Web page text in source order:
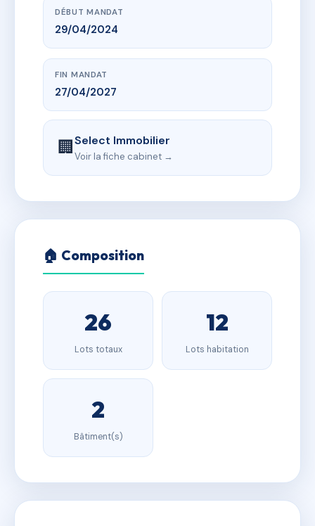
DÉBUT MANDAT
29/04/2024
FIN MANDAT
27/04/2027
🏢Select Immobilier
Voir la fiche cabinet →
🏠 Composition
26
Lots totaux
12
Lots habitation
2
Bâtiment(s)